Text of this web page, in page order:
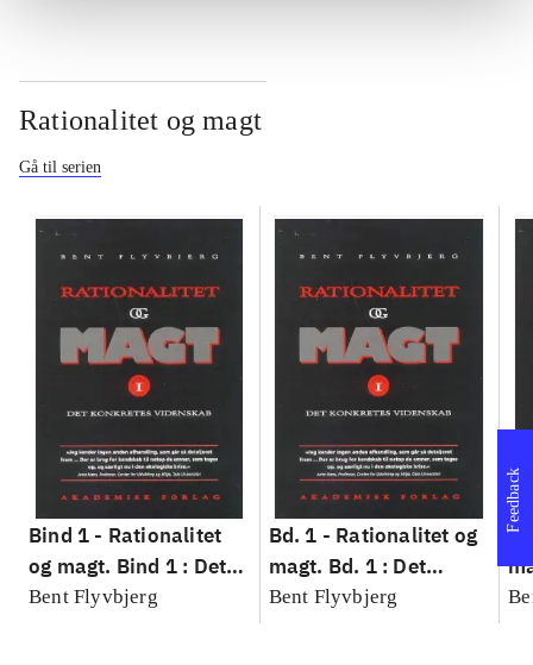
Rationalitet og magt
Gå til serien
Bind 1 - Rationalitet
og magt. Bind 1 : Det
konkretes videnskab
Bent Flyvbjerg
Bd. 1 - Rationalitet og
magt. Bd. 1 : Det
konkretes videnskab
Bent Flyvbjerg
Feedback